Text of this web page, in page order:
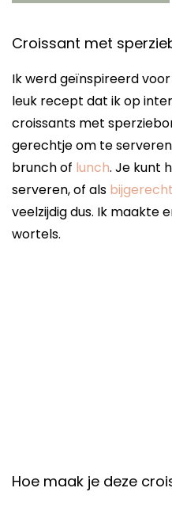
Croissant met
Ik werd geïnspireerd
leuk recept dat ik op
croissants met
gerechtje om te
brunch of lunch. Je kunt
serveren, of als bijgerecht
veelzijdig dus. Ik maakte
wortels.
Hoe maak je deze